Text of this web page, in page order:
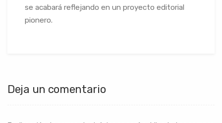
se acabará reflejando en un proyecto editorial
pionero.
Deja un comentario